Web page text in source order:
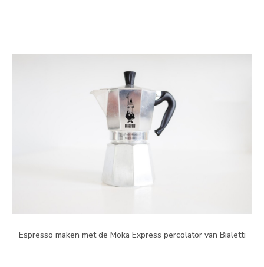
Espresso maken met de Moka Express percolator van Bialetti